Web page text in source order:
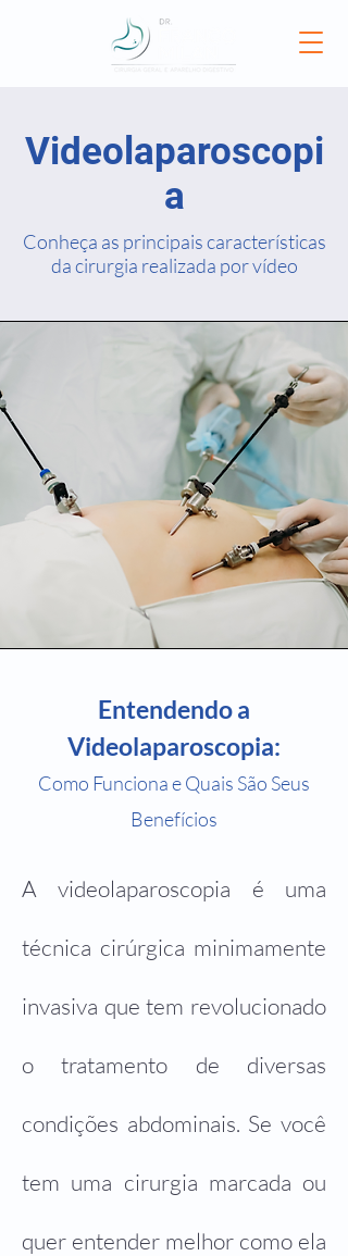
Videolaparoscopi
a
Conheça as principais características
da cirurgia realizada por vídeo
Entendendo a
Videolaparoscopia:
Como Funciona e Quais São Seus
Benefícios
​A videolaparoscopia é uma
técnica cirúrgica minimamente
invasiva que tem revolucionado
o tratamento de diversas
condições abdominais. Se você
tem uma cirurgia marcada ou
quer entender melhor como ela